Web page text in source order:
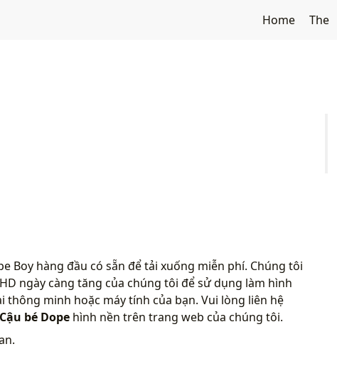
Home The
Boy hàng đầu có sẵn để tải xuống miễn phí. Chúng tôi
ngày càng tăng của chúng tôi để sử dụng làm hình
minh hoặc máy tính của bạn. Vui lòng liên hệ
Cậu bé Dopehình nền trên trang web của chúng tôi.